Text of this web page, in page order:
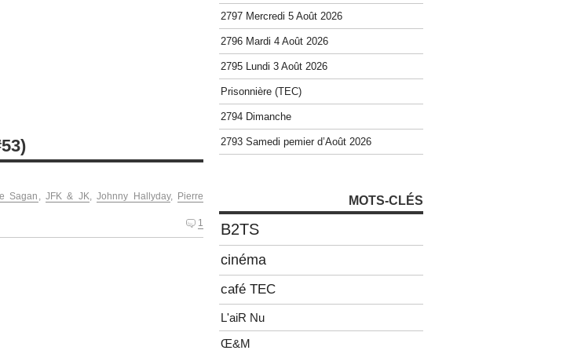
Sagan , JFK & JK,Johnny Hallyday, Pierre
1
2797 Mercredi 5 Août 2026
2796 Mardi 4 Août 2026
2795 Lundi 3 Août 2026
Prisonnière (TEC)
2794 Dimanche
2793 Samedi pemier d’Août 2026
MOTS-CLÉS
B2TS
cinéma
café TEC
L'aiR Nu
Œ&M